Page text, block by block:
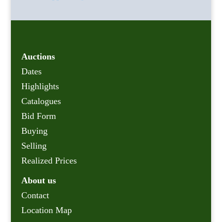
Auctions
Dates
Highlights
Catalogues
Bid Form
Buying
Selling
Realized Prices
About us
Contact
Location Map